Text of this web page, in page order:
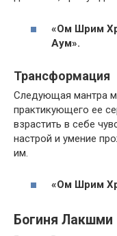
«Ом Шрим
Аум».
Трансформация
Следующая мантра
практикующего ее
взрастить в себе
настрой и умение
им.
«Ом Шрим
Богиня Лакшми